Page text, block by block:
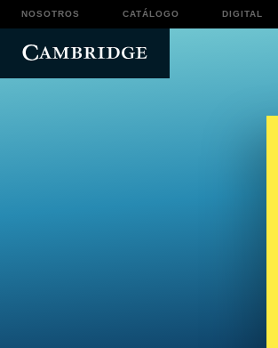
NOSOTROS CATÁLOGO DIGITAL